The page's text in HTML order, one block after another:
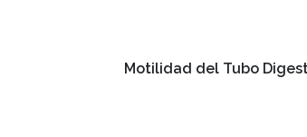
Motilidad del Tubo